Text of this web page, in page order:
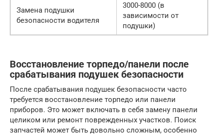
Замена подушки
безопасности водителя
3000-8000 (в
зависимости от
подушки)
Восстановление торпедо/панели после
срабатывания подушек безопасности
После срабатывания подушек безопасности часто
требуется восстановление торпедо или панели
приборов. Это может включать в себя замену панели
целиком или ремонт поврежденных участков. Поиск
запчастей может быть довольно сложным, особенно